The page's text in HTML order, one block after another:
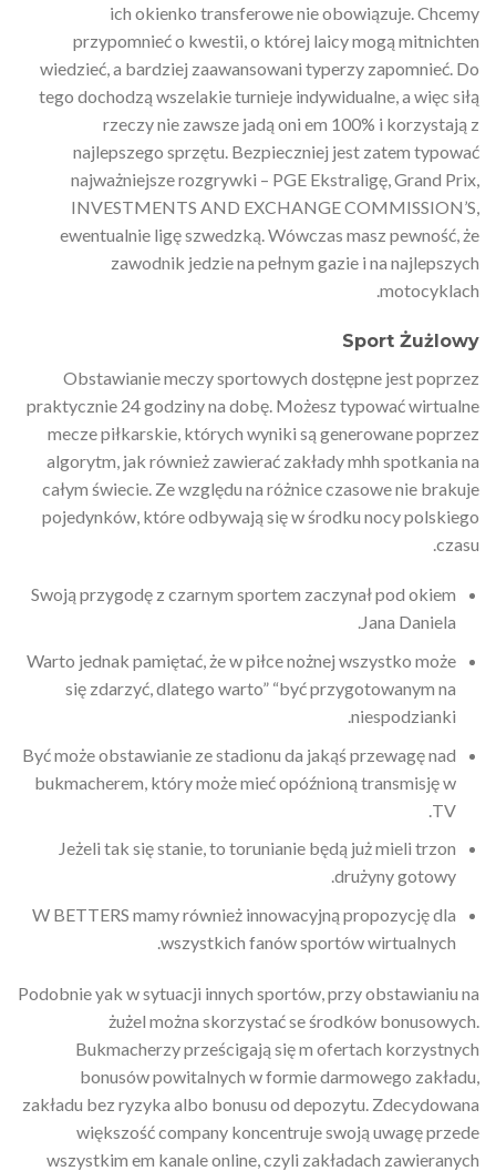
ich okienko transferowe nie obowiązuje. Chcemy
przypomnieć o kwestii, o której laicy mogą mitnichten
wiedzieć, a bardziej zaawansowani typerzy zapomnieć. Do
tego dochodzą wszelakie turnieje indywidualne, a więc siłą
rzeczy nie zawsze jadą oni em 100% i korzystają z
najlepszego sprzętu. Bezpieczniej jest zatem typować
najważniejsze rozgrywki – PGE Ekstraligę, Grand Prix,
INVESTMENTS AND EXCHANGE COMMISSION’S,
ewentualnie ligę szwedzką. Wówczas masz pewność, że
zawodnik jedzie na pełnym gazie i na najlepszych
motocyklach.
Sport Żużlowy
Obstawianie meczy sportowych dostępne jest poprzez
praktycznie 24 godziny na dobę. Możesz typować wirtualne
mecze piłkarskie, których wyniki są generowane poprzez
algorytm, jak również zawierać zakłady mhh spotkania na
całym świecie. Ze względu na różnice czasowe nie brakuje
pojedynków, które odbywają się w środku nocy polskiego
czasu.
Swoją przygodę z czarnym sportem zaczynał pod okiem
Jana Daniela.
Warto jednak pamiętać, że w piłce nożnej wszystko może
się zdarzyć, dlatego warto” “być przygotowanym na
niespodzianki.
Być może obstawianie ze stadionu da jakąś przewagę nad
bukmacherem, który może mieć opóźnioną transmisję w
TV.
Jeżeli tak się stanie, to torunianie będą już mieli trzon
drużyny gotowy.
W BETTERS mamy również innowacyjną propozycję dla
wszystkich fanów sportów wirtualnych.
Podobnie yak w sytuacji innych sportów, przy obstawianiu na
żużel można skorzystać se środków bonusowych.
Bukmacherzy prześcigają się m ofertach korzystnych
bonusów powitalnych w formie darmowego zakładu,
zakładu bez ryzyka albo bonusu od depozytu. Zdecydowana
większość company koncentruje swoją uwagę przede
wszystkim em kanale online, czyli zakładach zawieranych